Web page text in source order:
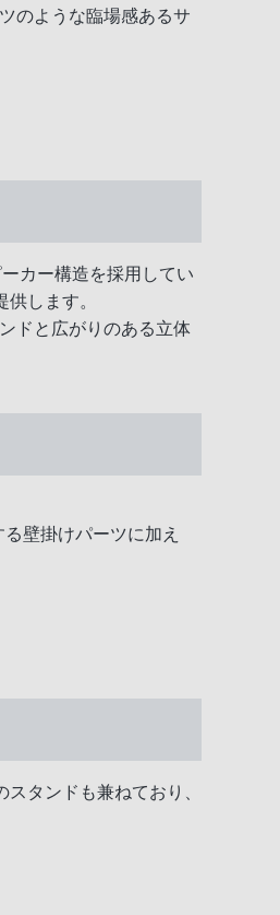
のような臨場感あるサ
カー構造を採用してい
します。
ドと広がりのある立体
壁掛けパーツに加え
タンドも兼ねており、